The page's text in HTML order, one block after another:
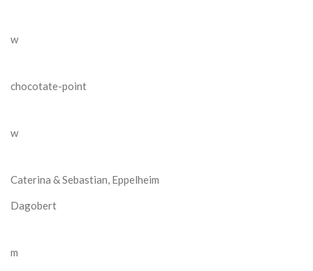
w
chocotate-point
w
Caterina & Sebastian, Eppelheim
Dagobert
m